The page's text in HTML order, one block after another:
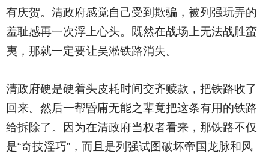
有庆贺。清政府感觉自己受到欺骗，被列强玩弄的
羞耻感再一次浮上心头。既然在战场上无法战胜蛮
夷，那就一定要让吴淞铁路消失。
清政府硬是硬着头皮耗时间交齐赎款，把铁路收了
回来。然后一帮昏庸无能之辈竟把这条有用的铁路
给拆除了。因为在清政府当权者看来，那铁路不仅
是“奇技淫巧”，而且是列强试图破坏帝国龙脉和风